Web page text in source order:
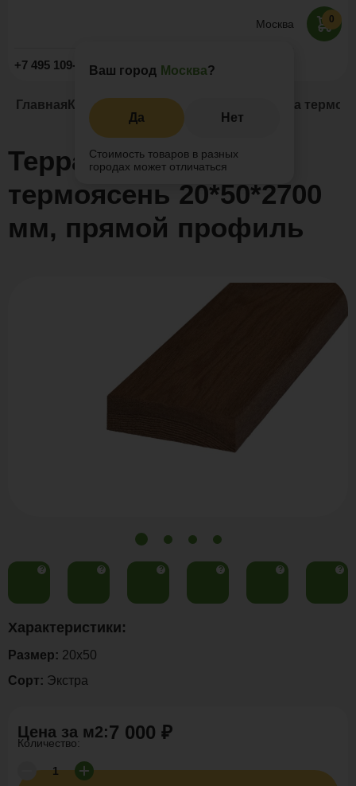
Москва
Ваш город Москва?
Да Нет
Стоимость товаров в разных
городах может отличаться
+7 495 109-52-09 Заказать звонок
0
Главная Каталог Термоясень Террасная доска
Террасная доска
термоясень 20*50*2700
мм, прямой профиль
? ? ? ? ? ?
Цена за м2:7 000 ₽
Количество:
Характеристики:
Размер: 20x50
Сорт: Экстра